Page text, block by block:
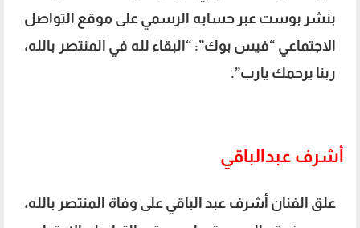
بنشر بوست عبر حسابه الرسمي على موقع التواصل
الاجتماعي “فيس بوك”: “البقاء لله في المنتصر بالله،
ربنا يرحمك يارب”.
أشرف عبدالباقي
علق الفنان أشرف عبد الباقي على وفاة المنتصر بالله،